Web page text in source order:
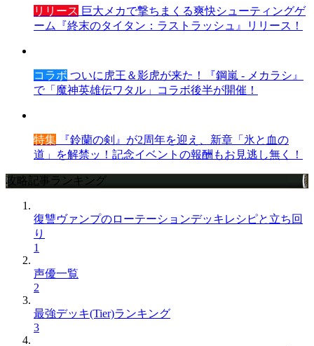
リリース 巨大メカで撃ちまくる爽快シューティングゲ
ーム『終末のタイタン：ラストラッシュ』リリース！
コラボ ついに虎王＆影虎が来た！『鋼嵐 - メカラシ』
で「魔神英雄伝ワタル」コラボ後半が開催！
特集 『鈴蘭の剣』が2周年を迎え、新章「氷と血の
道」を解禁ッ！記念イベントの報酬もお見逃し無く！
攻略記事ランキング
復讐ヴァンプのローテーションデッキレシピと立ち回
り
1
声優一覧
2
最強デッキ(Tier)ランキング
3